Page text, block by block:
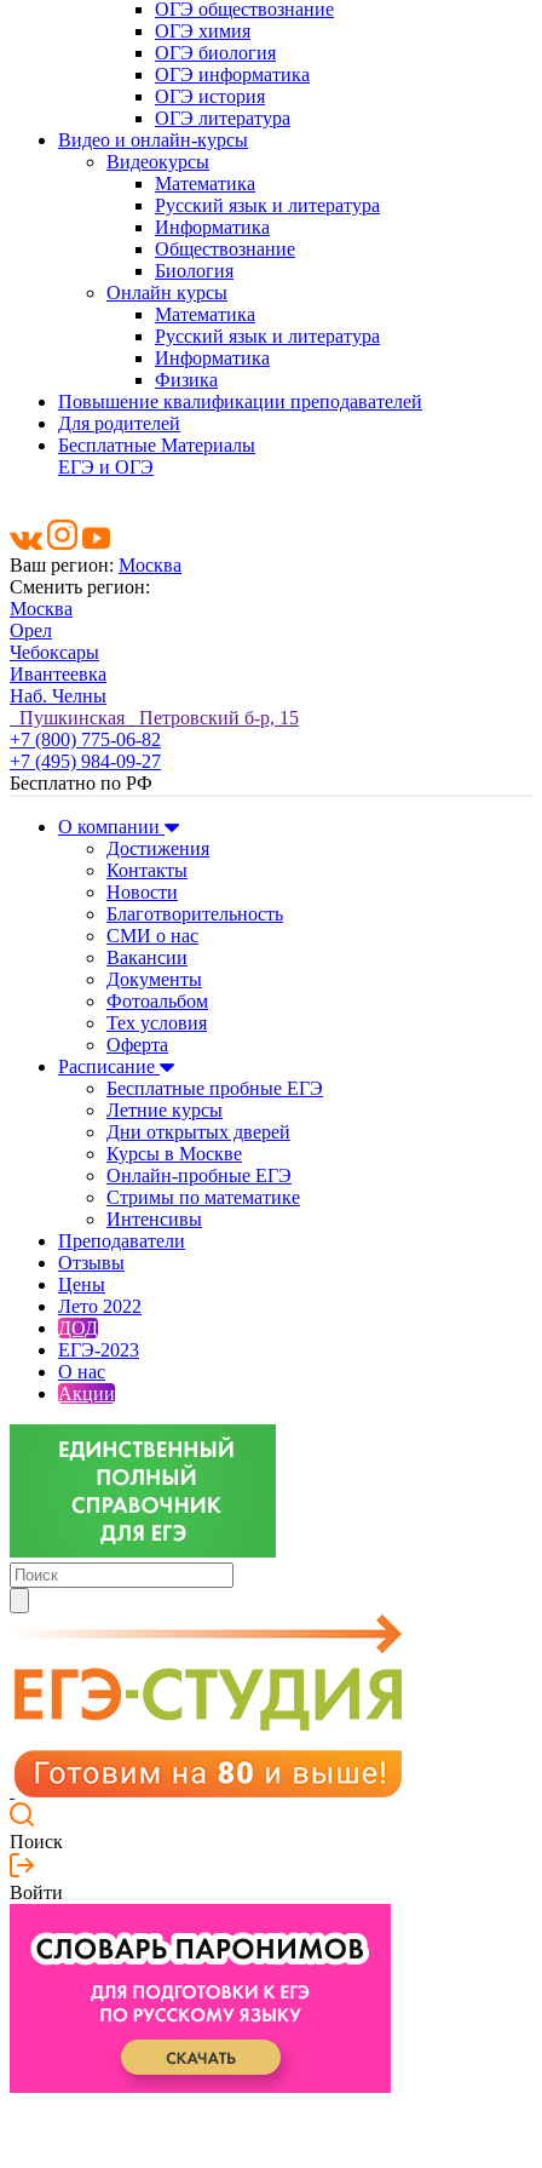
ОГЭ обществознание
ОГЭ химия
ОГЭ биология
ОГЭ информатика
ОГЭ история
ОГЭ литература
Видео и онлайн-курсы
Видеокурсы
Математика
Русский язык и литература
Информатика
Обществознание
Биология
Онлайн курсы
Математика
Русский язык и литература
Информатика
Физика
Повышение квалификации преподавателей
Для родителей
Бесплатные Материалы
ЕГЭ и ОГЭ
Ваш регион: Москва
Сменить регион:
Москва
Орел
Чебоксары
Ивантеевка
Наб. Челны
Пушкинская Петровский б-р, 15
+7 (800) 775-06-82
+7 (495) 984-09-27
Бесплатно по РФ
О компании
Достижения
Контакты
Новости
Благотворительность
СМИ о нас
Вакансии
Документы
Фотоальбом
Тех условия
Оферта
Расписание
Бесплатные пробные ЕГЭ
Летние курсы
Дни открытых дверей
Курсы в Москве
Онлайн-пробные ЕГЭ
Стримы по математике
Интенсивы
Преподаватели
Отзывы
Цены
Лето 2022
ДОД
ЕГЭ-2023
О нас
Акции
Поиск
Войти